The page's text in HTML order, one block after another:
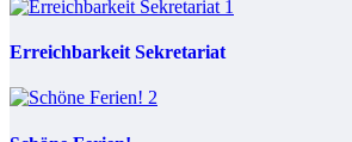
Erreichbarkeit Sekretariat